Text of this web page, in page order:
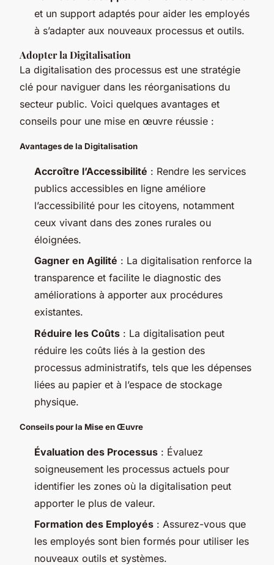
et un support adaptés pour aider les employés
à s’adapter aux nouveaux processus et outils.
Adopter la Digitalisation
La digitalisation des processus est une stratégie
clé pour naviguer dans les réorganisations du
secteur public. Voici quelques avantages et
conseils pour une mise en œuvre réussie :
Avantages de la Digitalisation
Accroître l’Accessibilité : Rendre les services
publics accessibles en ligne améliore
l’accessibilité pour les citoyens, notamment
ceux vivant dans des zones rurales ou
éloignées.
Gagner en Agilité : La digitalisation renforce la
transparence et facilite le diagnostic des
améliorations à apporter aux procédures
existantes.
Réduire les Coûts : La digitalisation peut
réduire les coûts liés à la gestion des
processus administratifs, tels que les dépenses
liées au papier et à l’espace de stockage
physique.
Conseils pour la Mise en Œuvre
Évaluation des Processus : Évaluez
soigneusement les processus actuels pour
identifier les zones où la digitalisation peut
apporter le plus de valeur.
Formation des Employés : Assurez-vous que
les employés sont bien formés pour utiliser les
nouveaux outils et systèmes.